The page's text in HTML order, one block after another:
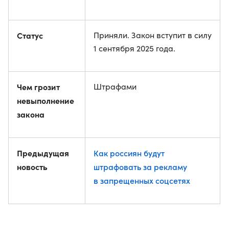
Статус
Приняли. Закон вступит в силу
1 сентября 2025 года.
Чем грозит
невыполнение
закона
Штрафами
Предыдущая
новость
Как россиян будут
штрафовать за рекламу
в запрещенных соцсетях